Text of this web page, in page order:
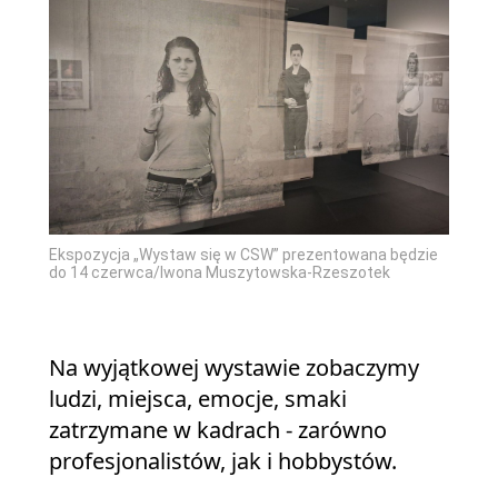
Ekspozycja „Wystaw się w CSW” prezentowana będzie
do 14 czerwca/Iwona Muszytowska-Rzeszotek
Na wyjątkowej wystawie zobaczymy
ludzi, miejsca, emocje, smaki
zatrzymane w kadrach - zarówno
profesjonalistów, jak i hobbystów.